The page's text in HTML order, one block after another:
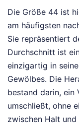
Die Größe 44 ist
am häufigsten
Sie repräsentiert
Durchschnitt ist
einzigartig in
Gewölbes. Die
bestand darin, ein
umschließt, ohne
zwischen Halt